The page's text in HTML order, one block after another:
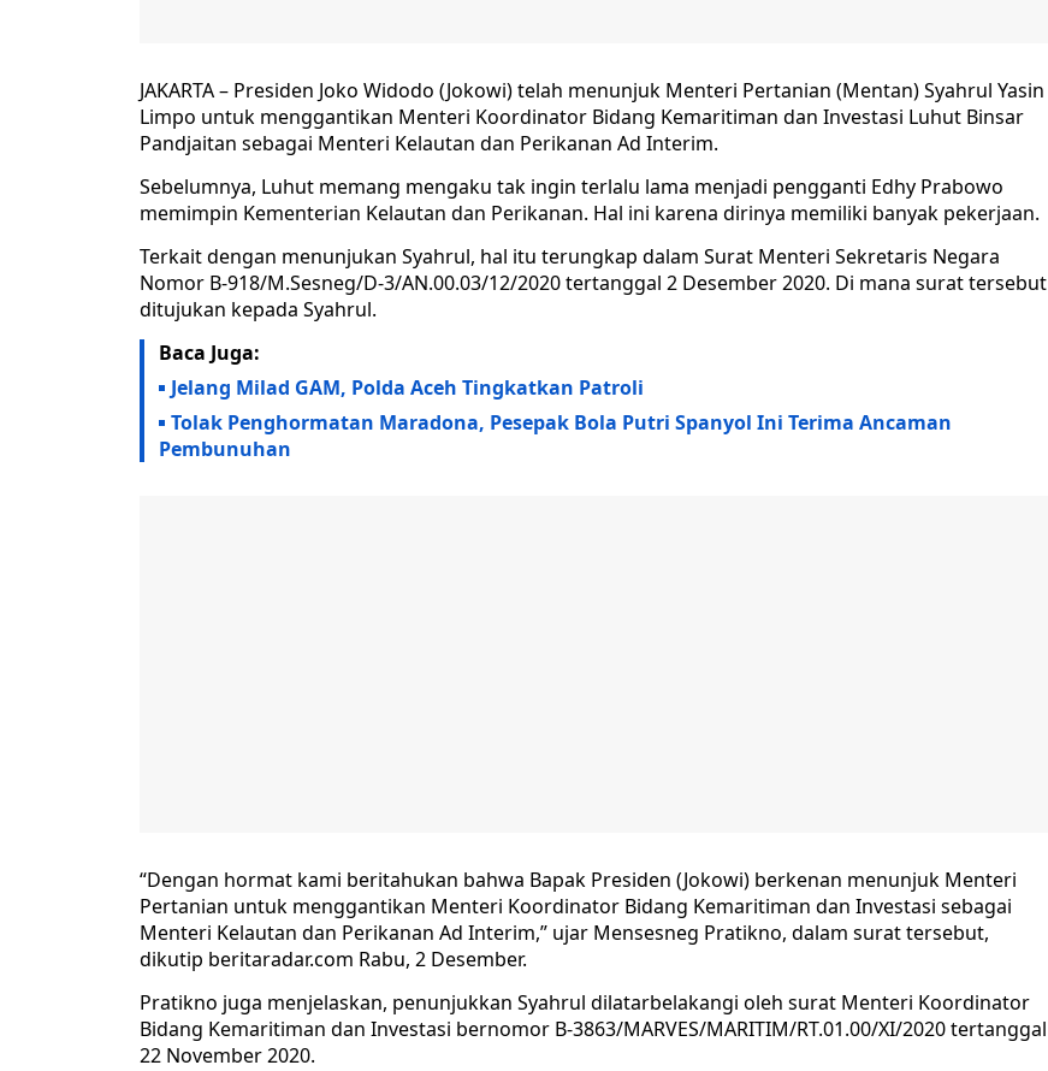
JAKARTA – Presiden Joko Widodo (Jokowi) telah menunjuk Menteri Pertanian (Mentan) Syahrul Yasin
Limpo untuk menggantikan Menteri Koordinator Bidang Kemaritiman dan Investasi Luhut Binsar
Pandjaitan sebagai Menteri Kelautan dan Perikanan Ad Interim.
Sebelumnya, Luhut memang mengaku tak ingin terlalu lama menjadi pengganti Edhy Prabowo
memimpin Kementerian Kelautan dan Perikanan. Hal ini karena dirinya memiliki banyak pekerjaan.
Terkait dengan menunjukan Syahrul, hal itu terungkap dalam Surat Menteri Sekretaris Negara
Nomor B-918/M.Sesneg/D-3/AN.00.03/12/2020 tertanggal 2 Desember 2020. Di mana surat tersebut
ditujukan kepada Syahrul.
Baca Juga:
Jelang Milad GAM, Polda Aceh Tingkatkan Patroli
Tolak Penghormatan Maradona, Pesepak Bola Putri Spanyol Ini Terima Ancaman
Pembunuhan
“Dengan hormat kami beritahukan bahwa Bapak Presiden (Jokowi) berkenan menunjuk Menteri
Pertanian untuk menggantikan Menteri Koordinator Bidang Kemaritiman dan Investasi sebagai
Menteri Kelautan dan Perikanan Ad Interim,” ujar Mensesneg Pratikno, dalam surat tersebut,
dikutip beritaradar.com Rabu, 2 Desember.
Pratikno juga menjelaskan, penunjukkan Syahrul dilatarbelakangi oleh surat Menteri Koordinator
Bidang Kemaritiman dan Investasi bernomor B-3863/MARVES/MARITIM/RT.01.00/XI/2020 tertanggal
22 November 2020.